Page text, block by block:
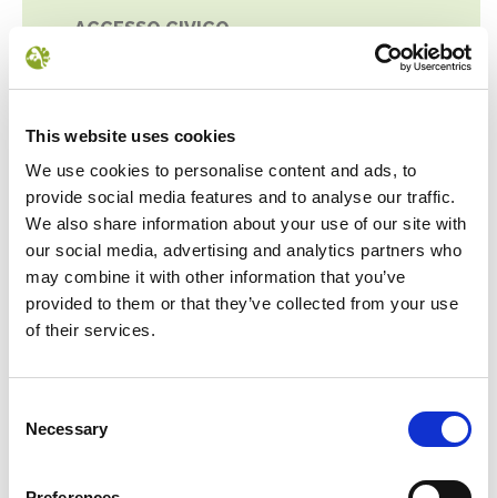
This website uses cookies
We use cookies to personalise content and ads, to
provide social media features and to analyse our traffic.
We also share information about your use of our site with
our social media, advertising and analytics partners who
may combine it with other information that you’ve
provided to them or that they’ve collected from your use
of their services.
Selection
Necessary
ACCESSO CIVICO
ACCESSIBILITÀ E CATALOGO DEI DATI,
METADATI E BANCHE DATI
DATI ULTERIORI
NEWS